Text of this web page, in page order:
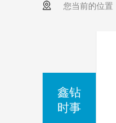
您当前的位置
鑫钻
时事